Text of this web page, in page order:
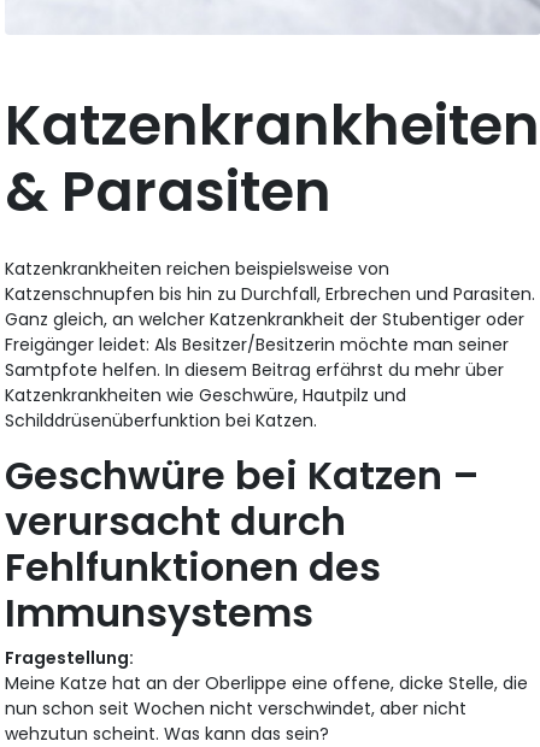
Katzenkrankheiten
& Parasiten
Katzenkrankheiten reichen beispielsweise von
Katzenschnupfen bis hin zu Durchfall, Erbrechen und Parasiten.
Ganz gleich, an welcher Katzenkrankheit der Stubentiger oder
Freigänger leidet: Als Besitzer/Besitzerin möchte man seiner
Samtpfote helfen. In diesem Beitrag erfährst du mehr über
Katzenkrankheiten wie Geschwüre, Hautpilz und
Schilddrüsenüberfunktion bei Katzen.
Geschwüre bei Katzen –
verursacht durch
Fehlfunktionen des
Immunsystems
Fragestellung:
Meine Katze hat an der Oberlippe eine offene, dicke Stelle, die
nun schon seit Wochen nicht verschwindet, aber nicht
wehzutun scheint. Was kann das sein?